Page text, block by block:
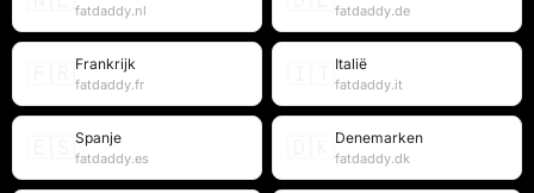
fatdaddy.nl fatdaddy.de
Frankrijk
fatdaddy.fr
Italië
fatdaddy.it
Spanje
fatdaddy.es
Denemarken
fatdaddy.dk